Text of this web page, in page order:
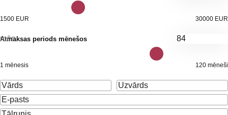
1500 EUR 30000 EUR
Atmaksas periods mēnešos
mēn.
1 mēnesis 120 mēneši